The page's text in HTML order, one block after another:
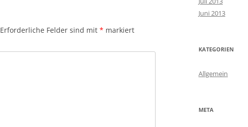
Erforderliche Felder sind mit * markiert
Juni 2013
KATEGORIEN
Allgemein
META